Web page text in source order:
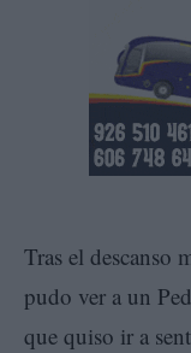
Tras el descanso
pudo ver a un
que quiso ir a